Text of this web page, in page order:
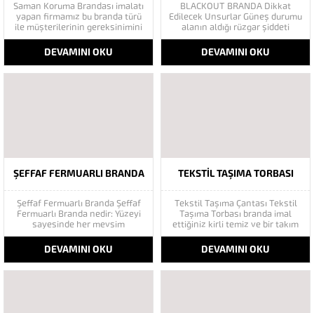
Saman Koruma Brandası imalatı
yapan firmamız bu branda türü
ile müşterilerinin gereksinimini
tam olarak görmektedir. Saman
brandası nasıl yapılır: Saman
brandası -25 soğuğa, artı 70
sıcağa ve yağmura dayanıklı
DEVAMINI OKU
BLACKOUT BRANDA Dikkat
Edilecek Unsurlar Güneş durumu
alanın aldığı rüzgar şiddeti
mevsimlerin etkisi(kış veya yaz
)aylarının çetin geçmesi gibi
faktörler branda alırken
düşünmeniz gereken bir kaç
DEVAMINI OKU
ŞEFFAF FERMUARLI BRANDA
Şeffaf Fermuarlı Branda Şeffaf
Fermuarlı Branda nedir: Yüzeyi
sayesinde her mevsim
kullanılabilen saydam kapama
özelliği olan çadır sistemidir.
Hızlı kurulum ve taşıma özelliği
vardır. Şeffaf branda kullanıldığı
DEVAMINI OKU
TEKSTIL TAŞIMA TORBASI
Tekstil Taşıma Çantası Tekstil
Taşıma Torbası branda imal
ettiğiniz kirli temiz ve bir takım
ürünlerin taşınmasında yardımcı
olur çamaşırhanelerde otellerde
restoranlarda konfeksiyon
atölyelerinde iplik atölyelerinde
DEVAMINI OKU